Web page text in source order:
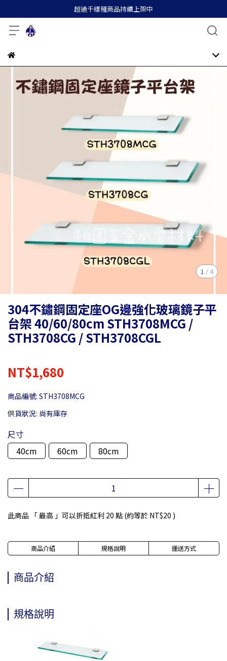
超過千樣種商品持續上架中
1 / 4
304不鏽鋼固定座OG邊強化玻璃鏡子平
台架 40/60/80cm STH3708MCG /
STH3708CG / STH3708CGL
NT$1,680
商品編號: STH3708MCG
供貨狀況: 尚有庫存
尺寸
40cm
60cm 80cm
此商品 「 最高 」可以折抵紅利 20 點 (約等於 NT$20 )
商品介紹 規格說明 運送方式
商品介紹
規格說明